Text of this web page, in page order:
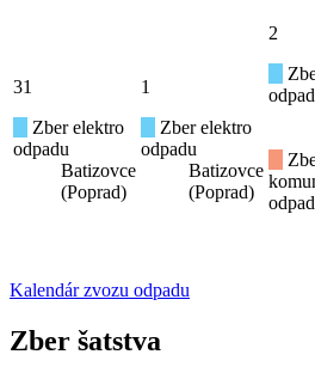
31
Zber elektro
odpadu
Batizovce
(Poprad)
1
Zber elektro
odpadu
Batizovce
(Poprad)
2
Kalendár zvozu odpadu
Zber šatstva